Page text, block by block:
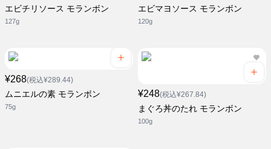
エビチリソース モランボン
127g
エビマヨソース モランボン
120g
¥268(税込¥289.44)
ムニエルの素 モランボン
75g
¥248(税込¥267.84)
まぐろ丼のたれ モランボン
100g